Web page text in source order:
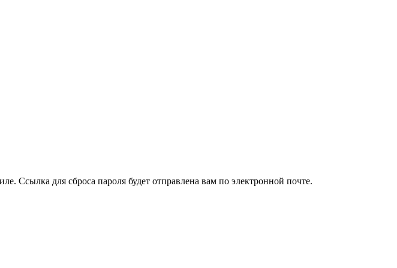
Ссылка для сброса пароля будет отправлена ​​вам по электронной почте.